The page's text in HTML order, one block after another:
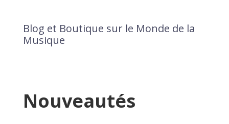
Blog et Boutique sur le Monde de la
Musique
Nouveautés